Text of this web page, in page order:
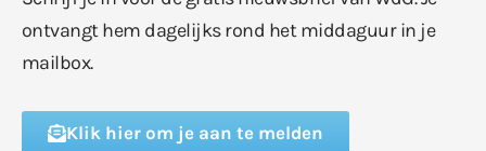
ontvangt hem dagelijks rond het middaguur in je
mailbox.
Klik hier om je aan te melden